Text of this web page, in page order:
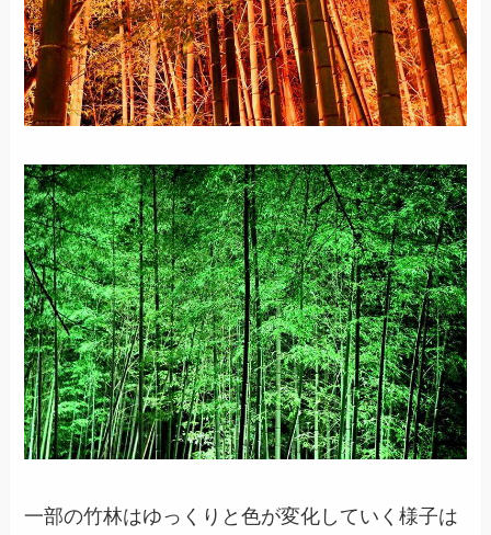
一部の竹林はゆっくりと色が変化していく様子は